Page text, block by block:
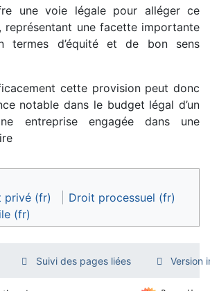
une voie légale pour alléger ce
représentant une facette importante
termes d’équité et de bon sens
cette provision peut donc
notable dans le budget légal d’un
entreprise engagée dans une
privé (fr)
Droit processuel (fr)
(fr)
Suivi des pages liées Version